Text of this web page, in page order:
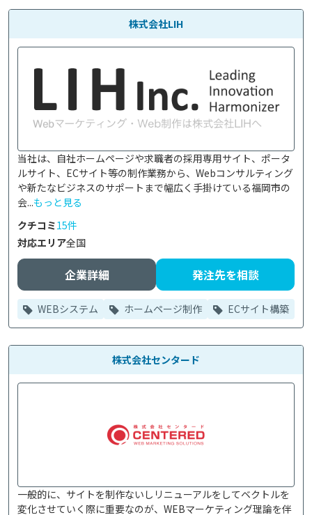
株式会社LIH
当社は、自社ホームページや求職者の採用専用サイト、ポータ
ルサイト、ECサイト等の制作業務から、Webコンサルティング
や新たなビジネスのサポートまで幅広く手掛けている福岡市の
会...もっと見る
クチコミ15件
対応エリア全国
企業詳細 発注先を相談
WEBシステム ホームページ制作 ECサイト構築
株式会社センタード
一般的に、サイトを制作ないしリニューアルをしてベクトルを
変化させていく際に重要なのが、WEBマーケティング理論を伴